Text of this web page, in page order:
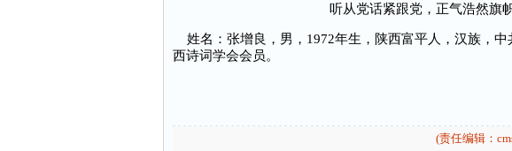
听从党话紧跟党，正气浩然旗帜
姓名：张增良，男，1972年生，陕西富平人，汉族，中
西诗词学会会员。
(责任编辑：